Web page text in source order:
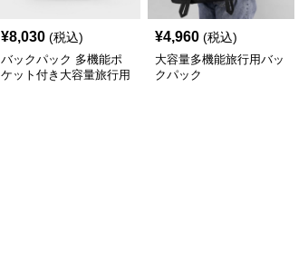
¥8,030 (税込)
バックパック 多機能ポ
ケット付き大容量旅行用
¥4,960 (税込)
大容量多機能旅行用バッ
クパック